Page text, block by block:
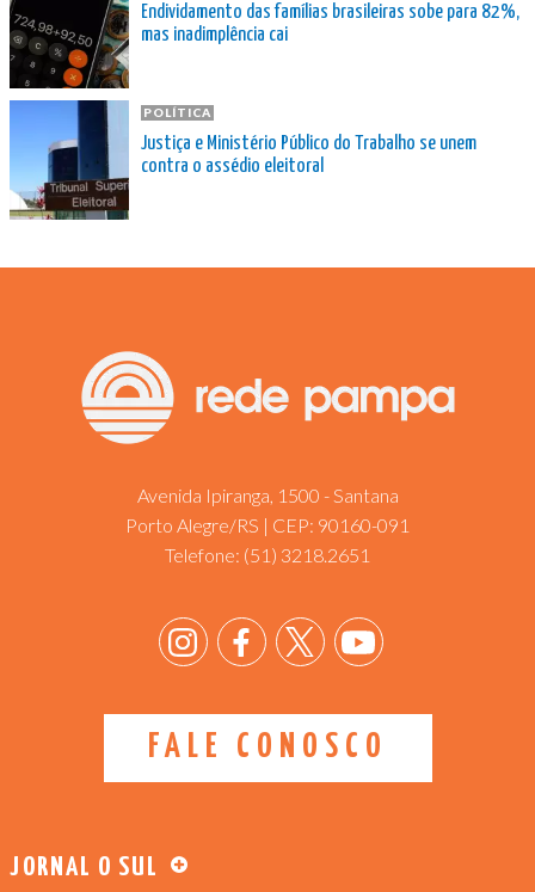
Endividamento das famílias brasileiras sobe para 82%,
mas inadimplência cai
POLÍTICA
Justiça e Ministério Público do Trabalho se unem
contra o assédio eleitoral
Avenida Ipiranga, 1500 - Santana
Porto Alegre/RS | CEP: 90160-091
Telefone: (51) 3218.2651
FALE CONOSCO
JORNAL O SUL